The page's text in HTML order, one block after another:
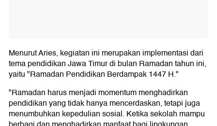
Menurut Aries, kegiatan ini merupakan implementasi dari
tema pendidikan Jawa Timur di bulan Ramadan tahun ini,
yaitu "Ramadan Pendidikan Berdampak 1447 H."
"Ramadan harus menjadi momentum menghadirkan
pendidikan yang tidak hanya mencerdaskan, tetapi juga
menumbuhkan kepedulian sosial. Ketika sekolah mampu